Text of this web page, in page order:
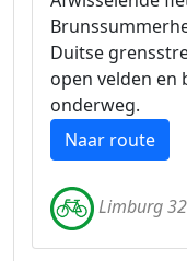
Duitse
open velden en
onderweg.
Naar route
Limburg